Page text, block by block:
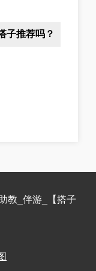
子推荐吗？
教_伴游_【搭子